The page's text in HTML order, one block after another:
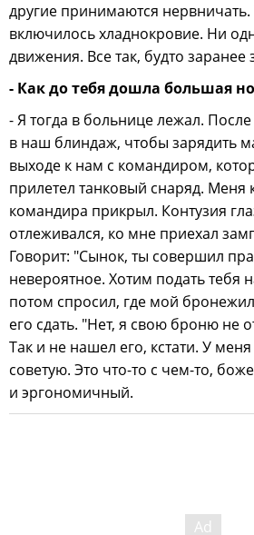
другие принимаются
включилось хладнокровие. Ни
движения. Все так, будто заранее
- Как до тебя дошла большая
- Я тогда в больнице лежал.
в наш блиндаж, чтобы зарядить
выходе к нам с командиром,
прилетел танковый снаряд. Меня
командира прикрыл. Контузия
отлеживался, ко мне приехал
Говорит: "Сынок, ты совершил
невероятное. Хотим подать тебя
потом спросил, где мой
его сдать. "Нет, я свою броню не
Так и не нашел его, кстати. У
советую. Это что-то с чем-то,
и эргономичный.